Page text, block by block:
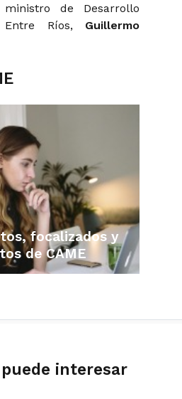
de Desarrollo
Entre Ríos, Guillermo
focalizados y
de CAME
interesar